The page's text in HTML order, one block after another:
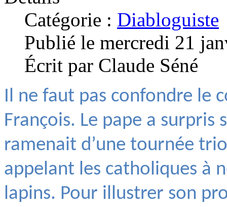
Catégorie : Diabloguiste
Publié le mercredi 21
Écrit par Claude Séné
Il ne faut pas confondre le
François. Le pape a surpris
ramenait d’une tournée
appelant les catholiques à
lapins. Pour illustrer son